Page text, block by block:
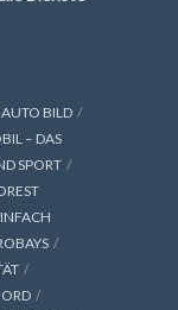
AUTO BILD
– DAS
SPORT